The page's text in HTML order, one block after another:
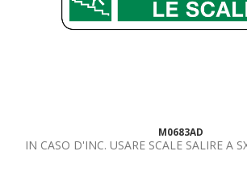
M0683AD
IN CASO D'INC. USARE SCALE SALIRE A